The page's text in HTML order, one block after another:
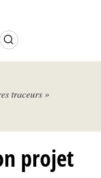
Rechercher
traceurs »
projet